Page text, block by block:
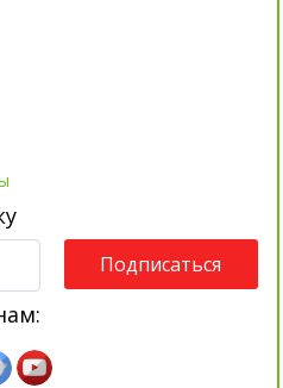
Подписаться